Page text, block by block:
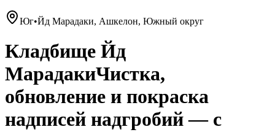
Юг•Йд Марадаки, Ашкелон, Южный округ
Кладбище Йд
МарадакиЧистка,
обновление и покраска
надписей надгробий — с